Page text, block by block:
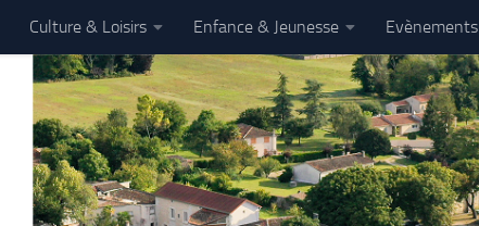
Culture & Loisirs Enfance & Jeunesse Evènements